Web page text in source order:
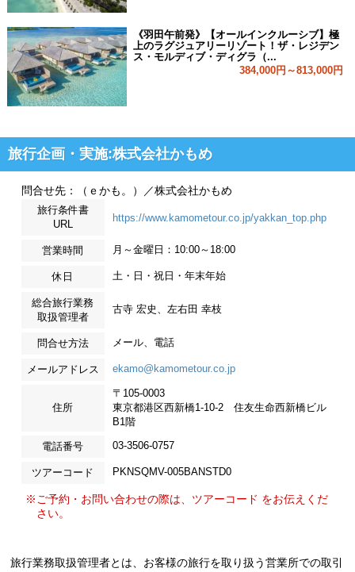
《羽田午前発》【オールインクルーシブ】極
上のラグジュアリーリゾート！ザ・レジデン
ス・モルディブ・ディグラ（...
384,000円～813,000円
旅行企画・実施:株式会社かもめ
問合せ先：（ｅかも。）／株式会社かもめ
旅行条件書
URL
https://www.kamometour.co.jp/yakkan_top.php
営業時間 月～金曜日：10:00～18:00
休日 土・日・祝日・年末年始
総合旅行業務
取扱管理者
古寺 宏史、左右田 幸枝
問合せ方法 メール、電話
メールアドレス ekamo@kamometour.co.jp
住所
〒105-0003
東京都港区西新橋1-10-2 住友生命西新橋ビル
B1階
電話番号 03-3506-0757
ツアーコード PKNSQMV-005BANSTD0
※ご予約・お問い合わせの際は、ツアーコード をお伝えくだ
さい。
旅行業務取扱管理者とは、お客様の旅行を取り扱う営業所での取引